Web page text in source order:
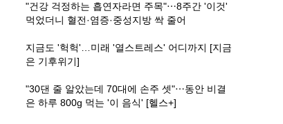
"건강 걱정하는 흡연자라면 주목"⋯8주간 '이것'
먹었더니 혈전·염증·중성지방 싹 줄어
지금도 '헉헉'…미래 '열스트레스' 어디까지 [지금
은 기후위기]
"30댄 줄 알았는데 70대에 손주 셋"⋯동안 비결
은 하루 800g 먹는 '이 음식' [헬스+]